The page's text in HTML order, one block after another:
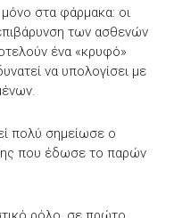
στα φάρμακα: οι
των ασθενών
ένα «κρυφό»
να υπολογίσει με
πολύ σημείωσε ο
που έδωσε το παρών